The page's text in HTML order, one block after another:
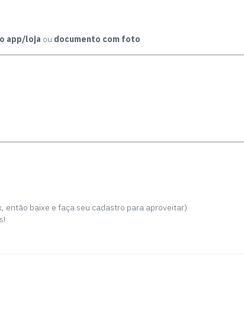
app/loja ou documento com foto
então baixe e faça seu cadastro para aproveitar)